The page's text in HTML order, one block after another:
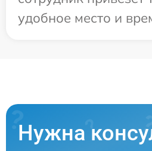
удобное место и
Нужна